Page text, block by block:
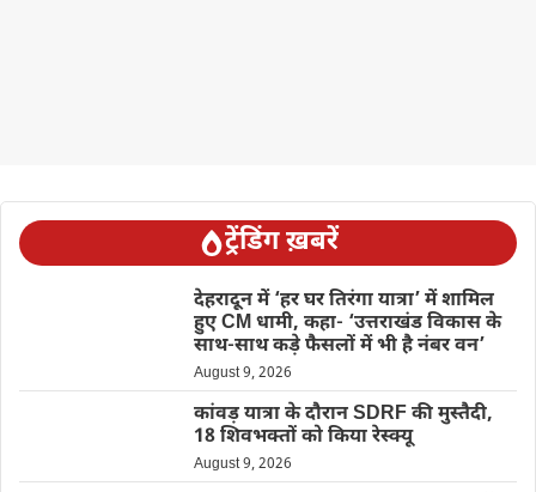
ट्रेंडिंग ख़बरें
देहरादून में ‘हर घर तिरंगा यात्रा’ में शामिल
हुए CM धामी, कहा- ‘उत्तराखंड विकास के
साथ-साथ कड़े फैसलों में भी है नंबर वन’
August 9, 2026
कांवड़ यात्रा के दौरान SDRF की मुस्तैदी,
18 शिवभक्तों को किया रेस्क्यू
August 9, 2026